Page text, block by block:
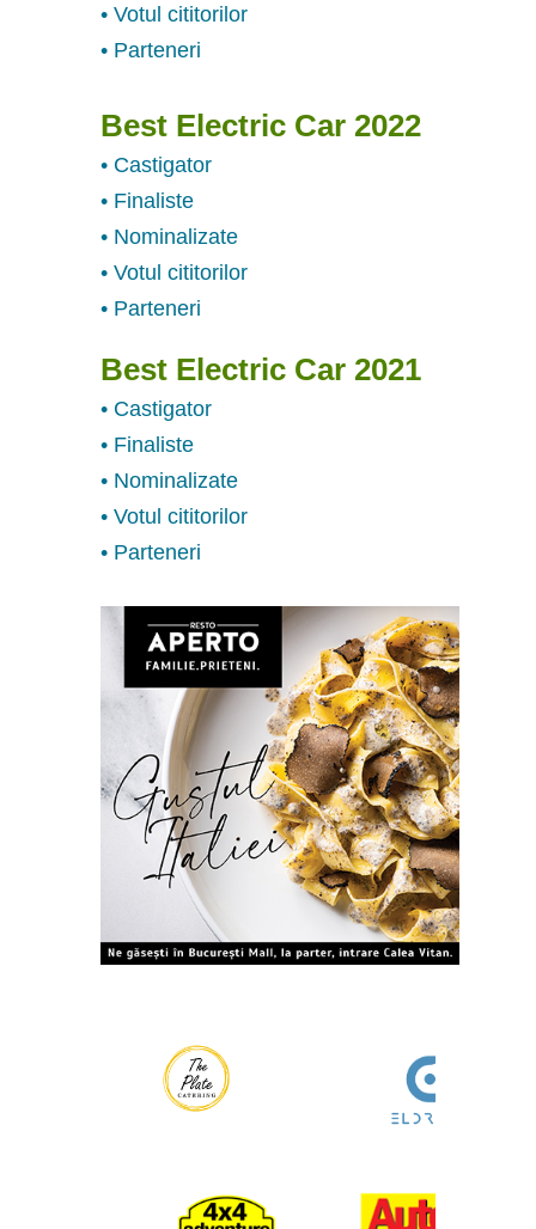
• Votul cititorilor
• Parteneri
Best Electric Car 2022
• Castigator
• Finaliste
• Nominalizate
• Votul cititorilor
• Parteneri
Best Electric Car 2021
• Castigator
• Finaliste
• Nominalizate
• Votul cititorilor
• Parteneri